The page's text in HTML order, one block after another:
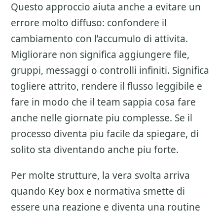
Questo approccio aiuta anche a evitare un
errore molto diffuso: confondere il
cambiamento con l’accumulo di attivita.
Migliorare non significa aggiungere file,
gruppi, messaggi o controlli infiniti. Significa
togliere attrito, rendere il flusso leggibile e
fare in modo che il team sappia cosa fare
anche nelle giornate piu complesse. Se il
processo diventa piu facile da spiegare, di
solito sta diventando anche piu forte.
Per molte strutture, la vera svolta arriva
quando Key box e normativa smette di
essere una reazione e diventa una routine